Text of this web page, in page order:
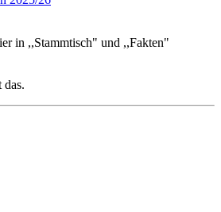
in ,,Stammtisch" und ,,Fakten"
das.